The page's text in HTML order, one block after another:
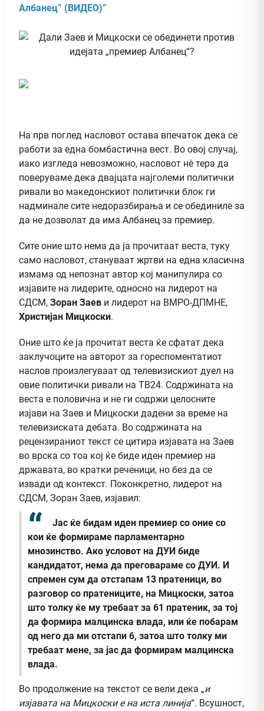
Албанец” (ВИДЕО)”
На прв поглед насловот остава впечаток дека се
работи за една бомбастична вест. Во овој случај,
иако изгледа невозможно, насловот нè тера да
поверуваме дека двајцата најголеми политички
ривали во македонскиот политички блок ги
надминале сите недоразбирања и се обединиле за
да не дозволат да има Албанец за премиер.
Сите оние што нема да ја прочитаат веста, туку
само насловот, стануваат жртви на една класична
измама од непознат автор кој манипулира со
изјавите на лидерите, односно на лидерот на
СДСМ, Зоран Заев и лидерот на ВМРО-ДПМНЕ,
Христијан Мицкоски.
Оние што ќе ја прочитат веста ќе сфатат дека
заклучоците на авторот за гореспоментатиот
наслов произлегуваат од телевизискиот дуел на
овие политички ривали на ТВ24. Содржината на
веста е половична и не ги содржи целосните
изјави на Заев и Мицкоски дадени за време на
телевизиската дебата. Во содржината на
рецензираниот текст се цитира изјавата на Заев
во врска со тоа кој ќе биде иден премиер на
државата, во кратки реченици, но без да се
извади од контекст. Поконкретно, лидерот на
СДСМ, Зоран Заев, изјавил:
Јас ќе бидам иден премиер со оние со
кои ќе формираме парламентарно
мнозинство. Ако условот на ДУИ биде
кандидатот, нема да преговараме со ДУИ. И
спремен сум да отстапам 13 пратеници, во
разговор со пратениците, на Мицкоски, затоа
што толку ќе му требаат за 61 пратеник, за тој
да формира малцинска влада, или ќе побарам
од него да ми отстапи 6, затоа што толку ми
требаат мене, за јас да формирам малцинска
влада.
Во продолжение на текстот се вели дека „и
изјавата на Мицкоски е на иста линија“. Всушност,